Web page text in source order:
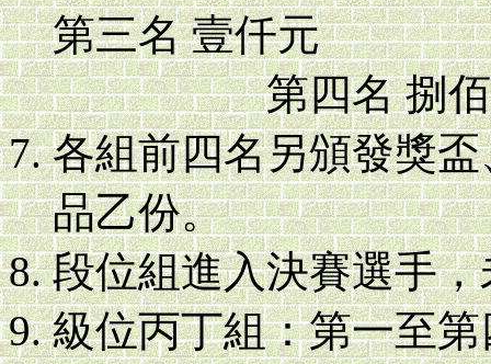
第三名 壹仟元
第四名 捌佰元
各組前四名另頒發獎
品乙份。
段位組進入決賽選手
級位丙丁組：第一至